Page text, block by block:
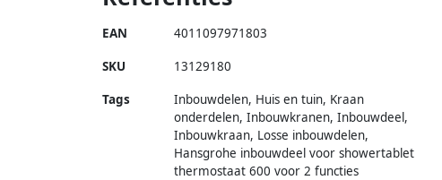
EAN 4011097971803
SKU 13129180
Tags
Inbouwdelen, Huis en tuin, Kraan
onderdelen, Inbouwkranen, Inbouwdeel,
Inbouwkraan, Losse inbouwdelen,
Hansgrohe inbouwdeel voor showertablet
thermostaat 600 voor 2 functies